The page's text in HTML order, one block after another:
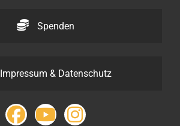
Spenden
Impressum & Datenschutz